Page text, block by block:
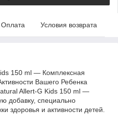
Оплата Условия возврата
150 ml — Комплексная
Вашего Ребенка
Allert-G Kids 150 ml —
добавку, специально
здоровья и активности детей.